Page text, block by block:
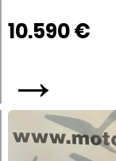
10.590 €
→